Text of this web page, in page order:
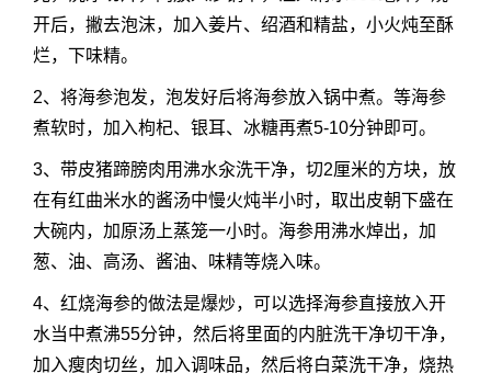
开后，撇去泡沫，加入姜片、绍酒和精盐，小火炖至酥
烂，下味精。
2、将海参泡发，泡发好后将海参放入锅中煮。等海参
煮软时，加入枸杞、银耳、冰糖再煮5-10分钟即可。
3、带皮猪蹄膀肉用沸水汆洗干净，切2厘米的方块，放
在有红曲米水的酱汤中慢火炖半小时，取出皮朝下盛在
大碗内，加原汤上蒸笼一小时。海参用沸水焯出，加
葱、油、高汤、酱油、味精等烧入味。
4、红烧海参的做法是爆炒，可以选择海参直接放入开
水当中煮沸55分钟，然后将里面的内脏洗干净切干净，
加入瘦肉切丝，加入调味品，然后将白菜洗干净，烧热